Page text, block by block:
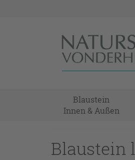
Blaustein
Innen & Außen
Blaustein